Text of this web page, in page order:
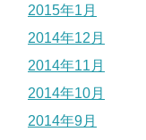
2015年1月
2014年12月
2014年11月
2014年10月
2014年9月